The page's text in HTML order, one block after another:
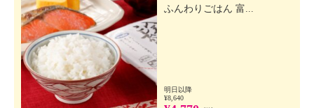
ふんわりごはん 富...
明日以降
¥8,640